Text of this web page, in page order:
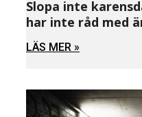
Slopa inte
har inte råd med
LÄS MER »